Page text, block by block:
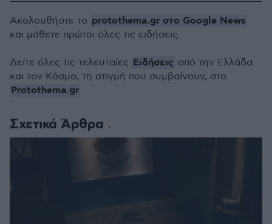
Σχετικά Άρθρα
Ακολουθήστε το protothema.gr στο Google News
και μάθετε πρώτοι όλες τις ειδήσεις
Δείτε όλες τις τελευταίες Ειδήσεις από την Ελλάδα
και τον Κόσμο, τη στιγμή που συμβαίνουν, στο
Protothema.gr